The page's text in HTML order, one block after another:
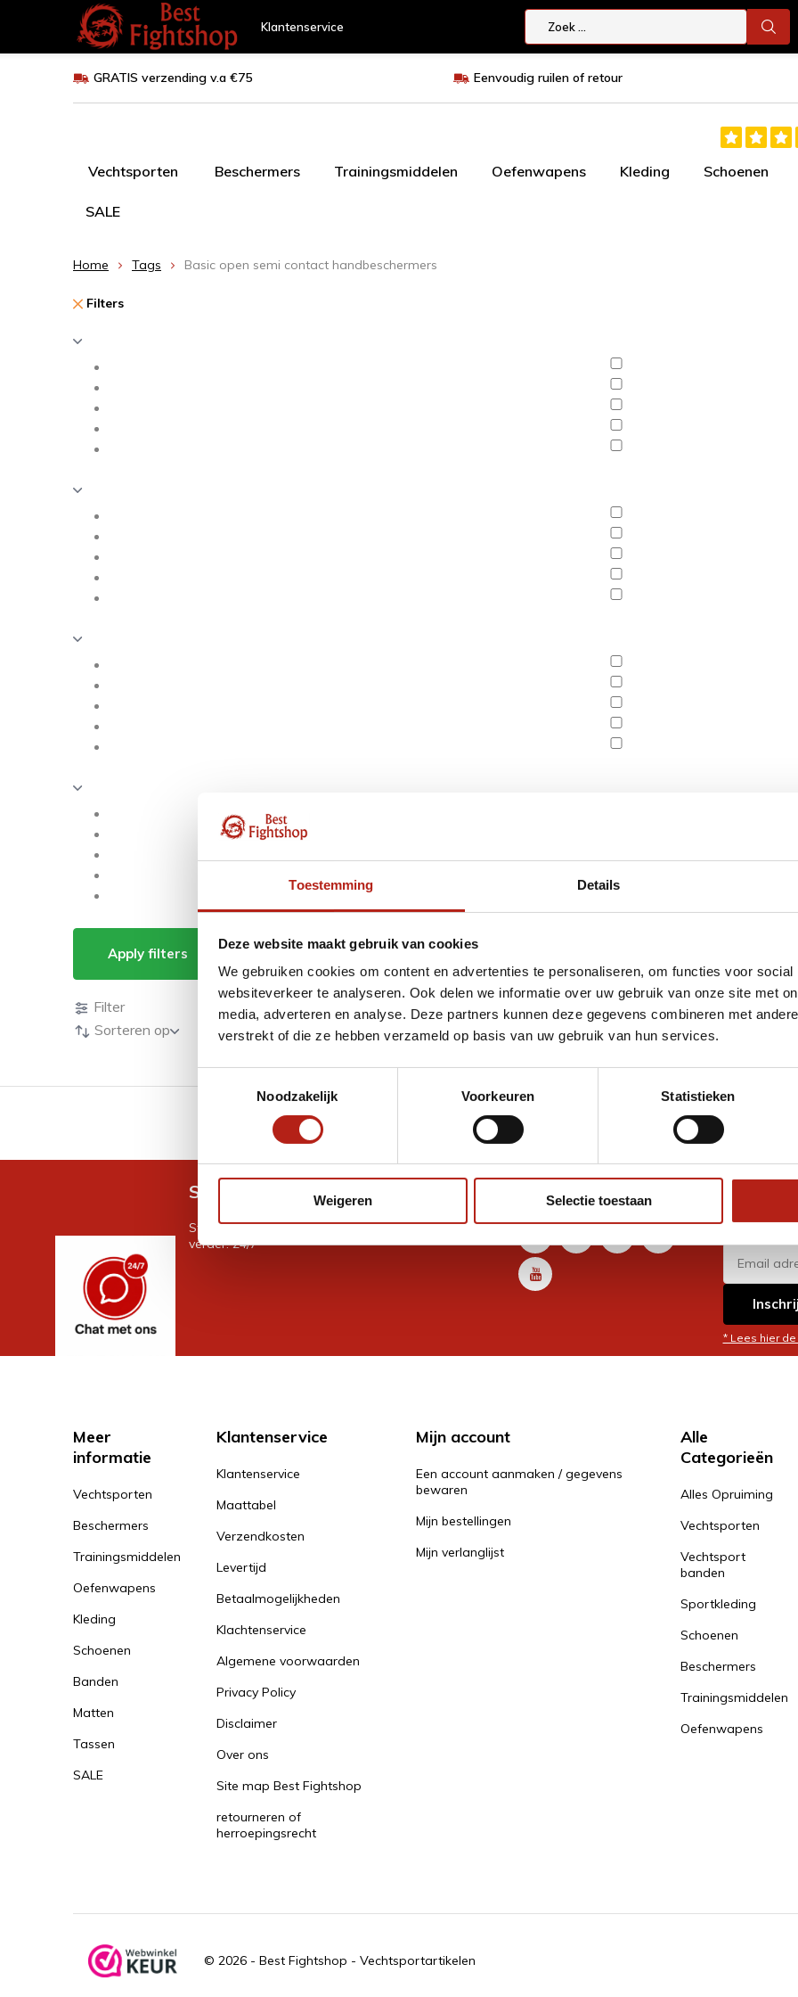
Toestemming Details
Deze website maakt gebruik van cookies
We gebruiken cookies om content en advertenties te personaliseren, om functies voor
websiteverkeer te analyseren. Ook delen we informatie over uw gebruik van onze site met
media, adverteren en analyse. Deze partners kunnen deze gegevens combineren met
verstrekt of die ze hebben verzameld op basis van uw gebruik van hun services.
Noodzakelijk
Voorkeuren Statistieken
Weigeren Selectie toestaan
Klantenservice
GRATIS verzending v.a €75 Eenvoudig ruilen of retour
Vechtsporten Beschermers Trainingsmiddelen Oefenwapens Kleding Schoenen
SALE
Home Tags Basic open semi contact handbeschermers
Filters
Apply filters Producten getagd met Basic open semi contact handbeschermers
Producten
Filter
Sorteren op
GRATIS verzending v.a €75 Eenvoudig ruilen of retour
Snel antwoord op je vraag?
Stel je vraag in de chat, en we helpen je graag
verder. 24/7
Volg ons
* Lees hier
Meer
informatie
Vechtsporten
Beschermers
Trainingsmiddelen
Oefenwapens
Kleding
Schoenen
Banden
Matten
Tassen
SALE
Klantenservice
Klantenservice
Maattabel
Verzendkosten
Levertijd
Betaalmogelijkheden
Klachtenservice
Algemene voorwaarden
Privacy Policy
Disclaimer
Over ons
Site map Best Fightshop
retourneren of
herroepingsrecht
Mijn account
Een account aanmaken / gegevens
bewaren
Mijn bestellingen
Mijn verlanglijst
Alle
Categorieën
Alles Opruiming
Vechtsporten
Vechtsport
banden
Sportkleding
Schoenen
Beschermers
Trainingsmiddelen
Oefenwapens
© 2026 - Best Fightshop - Vechtsportartikelen